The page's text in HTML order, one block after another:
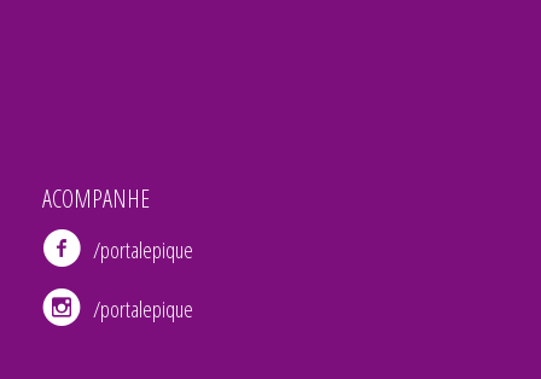
ACOMPANHE
/portalepique
/portalepique